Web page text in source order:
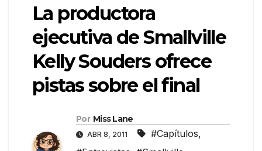
La productora
ejecutiva de Smallville
Kelly Souders ofrece
pistas sobre el final
Por Miss Lane
ABR 8, 2011 #Capítulos,